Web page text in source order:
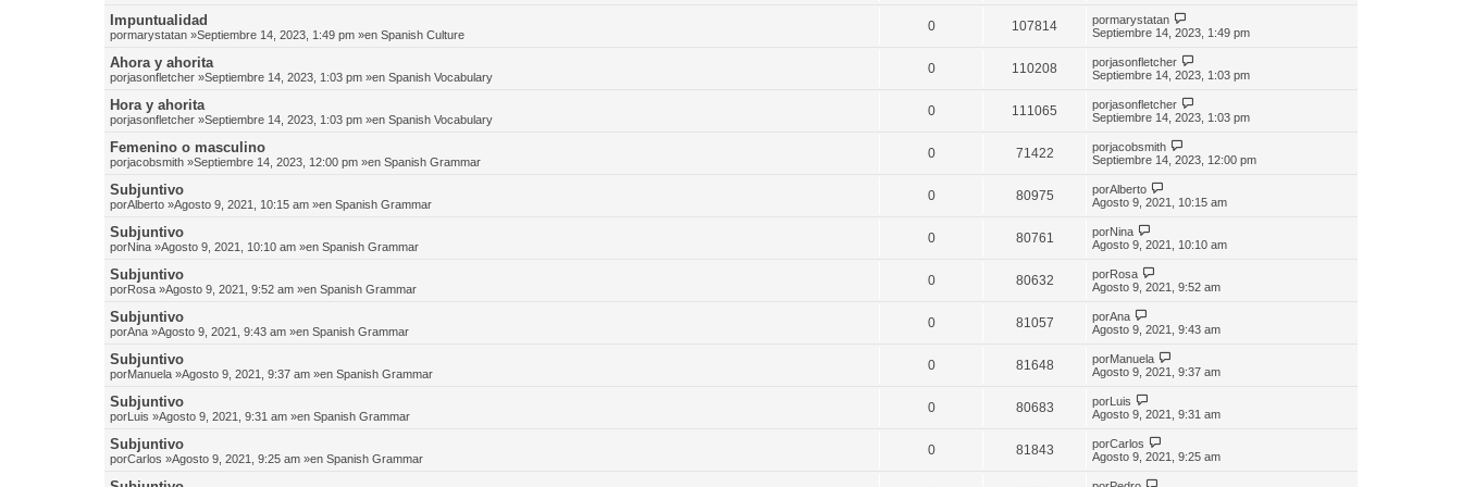
Impuntualidad
pormarystatan »Septiembre 14, 2023, 1:49 pm »en Spanish Culture
0 107814 pormarystatan
Septiembre 14, 2023, 1:49 pm
Ahora y ahorita
porjasonfletcher »Septiembre 14, 2023, 1:03 pm »en Spanish Vocabulary
0 110208 porjasonfletcher
Septiembre 14, 2023, 1:03 pm
Hora y ahorita
porjasonfletcher »Septiembre 14, 2023, 1:03 pm »en Spanish Vocabulary
0 111065 porjasonfletcher
Septiembre 14, 2023, 1:03 pm
Femenino o masculino
porjacobsmith »Septiembre 14, 2023, 12:00 pm »en Spanish Grammar
0 71422 porjacobsmith
Septiembre 14, 2023, 12:00 pm
Subjuntivo
porAlberto »Agosto 9, 2021, 10:15 am »en Spanish Grammar
0 80975 porAlberto
Agosto 9, 2021, 10:15 am
Subjuntivo
porNina »Agosto 9, 2021, 10:10 am »en Spanish Grammar
0 80761 porNina
Agosto 9, 2021, 10:10 am
Subjuntivo
porRosa »Agosto 9, 2021, 9:52 am »en Spanish Grammar
0 80632 porRosa
Agosto 9, 2021, 9:52 am
Subjuntivo
porAna »Agosto 9, 2021, 9:43 am »en Spanish Grammar
0 81057 porAna
Agosto 9, 2021, 9:43 am
Subjuntivo
porManuela »Agosto 9, 2021, 9:37 am »en Spanish Grammar
0 81648 porManuela
Agosto 9, 2021, 9:37 am
Subjuntivo
porLuis »Agosto 9, 2021, 9:31 am »en Spanish Grammar
0 80683 porLuis
Agosto 9, 2021, 9:31 am
Subjuntivo
porCarlos »Agosto 9, 2021, 9:25 am »en Spanish Grammar
0 81843 porCarlos
Agosto 9, 2021, 9:25 am